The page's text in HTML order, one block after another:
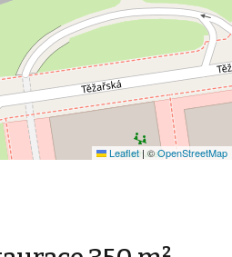
Leaflet|©OpenStreetMap